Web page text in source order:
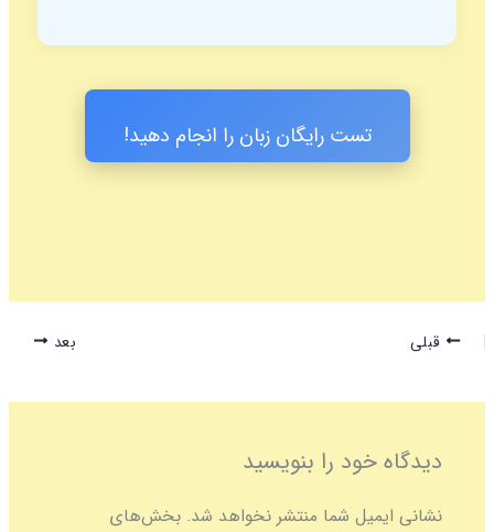
تست رایگان زبان را انجام دهید!
را بنویسید
شما منتشر نخواهد شد. بخش‌های